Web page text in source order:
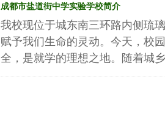
成都市盐道街中学实验学校简介
我校现位于城东南三环路内侧琉
赋予我们生命的灵动。今天，校
全，是就学的理想之地。随着城